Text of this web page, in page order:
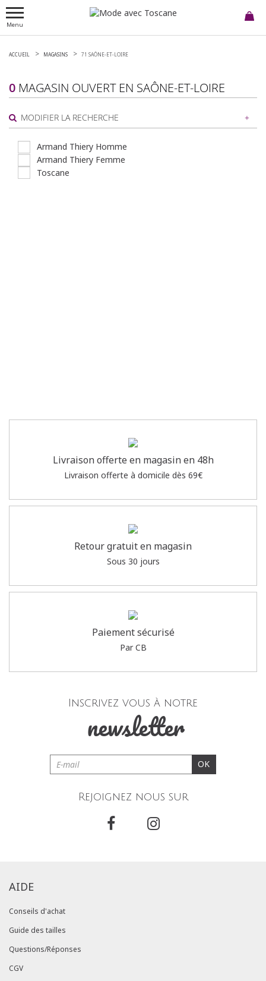
Menu
ACCUEIL MAGASINS 71 SAÔNE-ET-LOIRE
0 MAGASIN OUVERT EN SAÔNE-ET-LOIRE
MODIFIER LA RECHERCHE
Armand Thiery Homme
Armand Thiery Femme
Toscane
Livraison offerte en magasin en 48h
Livraison offerte à domicile dès 69€
Retour gratuit en magasin
Sous 30 jours
Paiement sécurisé
Par CB
Inscrivez vous à notre
newsletter
OK
Rejoignez nous sur
AIDE
Conseils d'achat
Guide des tailles
Questions/Réponses
CGV